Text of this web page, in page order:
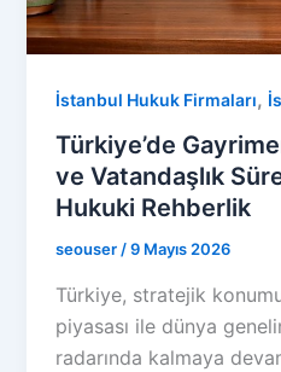
İstanbul Hukuk Firmaları,
Türkiye’de
ve Vatandaşlık
Hukuki Rehberlik
seouser/9 Mayıs 2026
Türkiye, stratejik
piyasası ile dünya
radarında kalmaya